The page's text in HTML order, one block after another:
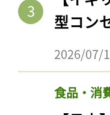
型コン
2026/07/
食品・消